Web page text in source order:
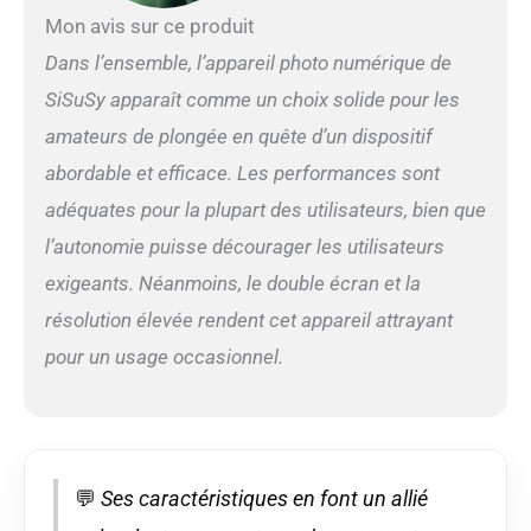
extrêmes Vidéo 4K UHD
et photos haute
capturez chaque
moment passionnant
enregistrement vidéo
4K ultra HD, tandis que
résolution de 56 MP
offrent un niveau de
précédent Que vous
exploriez sous l'eau, que
photo numérique
Mon avis sur ce produit
Dans l’ensemble, l’appareil photo numérique de
SiSuSy apparaît comme un choix solide pour les
amateurs de plongée en quête d’un dispositif
abordable et efficace. Les performances sont
adéquates pour la plupart des utilisateurs, bien que
l’autonomie puisse décourager les utilisateurs
exigeants. Néanmoins, le double écran et la
résolution élevée rendent cet appareil attrayant
pour un usage occasionnel.
💬 Ses caractéristiques en font un allié